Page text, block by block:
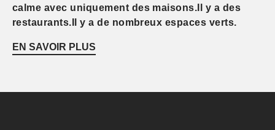
calme avec uniquement des maisons.Il y a des
restaurants.Il y a de nombreux espaces verts.
EN SAVOIR PLUS